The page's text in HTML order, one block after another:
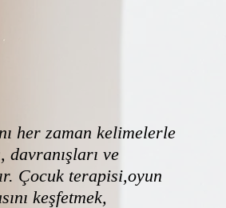
zaman kelimelerle
davranışları ve
Çocuk terapisi,oyun
keşfetmek,